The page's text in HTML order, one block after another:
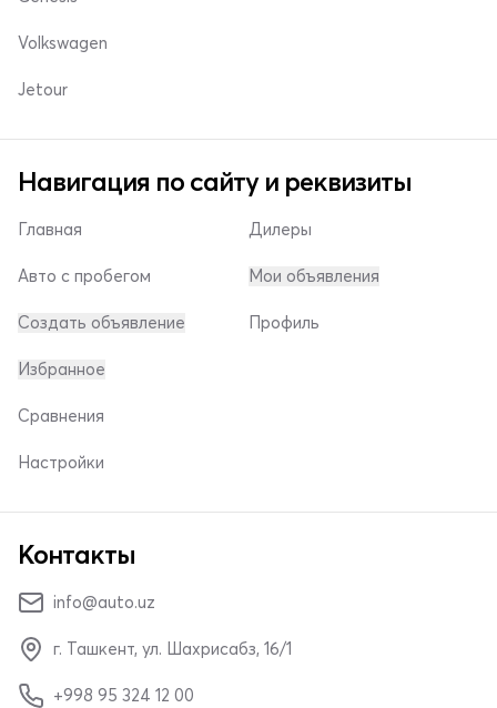
Volkswagen
Jetour
Навигация по сайту и реквизиты
Главная
Авто с пробегом
Создать объявление
Дилеры
Мои объявления
Профиль
Избранное
Сравнения
Настройки
Контакты
info@auto.uz
г. Ташкент, ул. Шахрисабз, 16/1
+998 95 324 12 00